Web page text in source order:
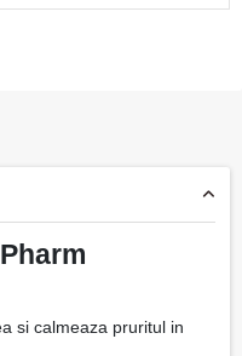
si calmeaza pruritul in